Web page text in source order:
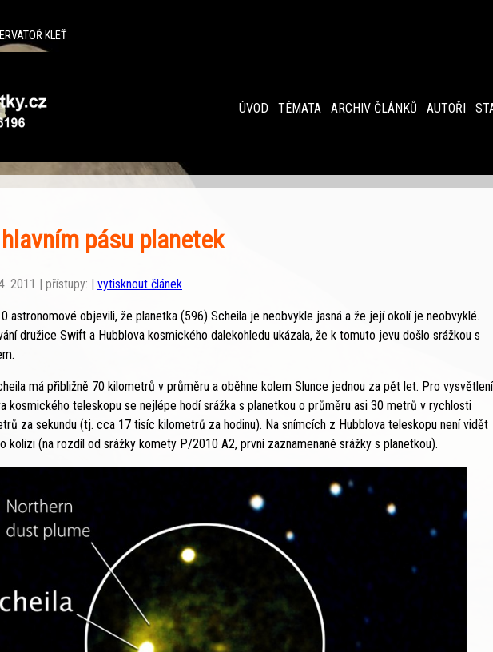
KLEŤ
ÚVOD TÉMATA ARCHIV ČLÁNKŮ AUTOŘI
pásu planetek
2011 | přístupy: | vytisknout článek
astronomové objevili, že planetka (596) Scheila je neobvykle jasná a že její okolí je neobvyklé.
družice Swift a Hubblova kosmického dalekohledu ukázala, že k tomuto jevu došlo srážkou s
má přibližně 70 kilometrů v průměru a oběhne kolem Slunce jednou za pět let. Pro vysvětlení
kosmického teleskopu se nejlépe hodí srážka s planetkou o průměru asi 30 metrů v rychlosti
za sekundu (tj. cca 17 tisíc kilometrů za hodinu). Na snímcích z Hubblova teleskopu není vidět
kolizi (na rozdíl od srážky komety P/2010 A2, první zaznamenané srážky s planetkou).